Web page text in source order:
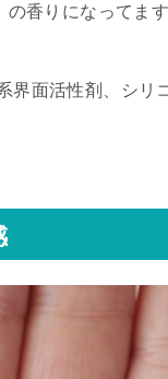
香りになってま
面活性剤、シリ